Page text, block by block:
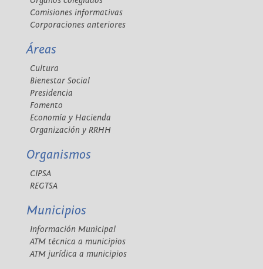
Comisiones informativas
Corporaciones anteriores
Áreas
Cultura
Bienestar Social
Presidencia
Fomento
Economía y Hacienda
Organización y RRHH
Organismos
CIPSA
REGTSA
Municipios
Información Municipal
ATM técnica a municipios
ATM jurídica a municipios